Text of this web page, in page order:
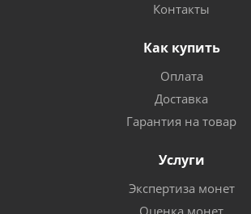
Контакты
Как купить
Оплата
Доставка
Гарантия на товар
Услуги
Экспертиза монет
Оценка монет